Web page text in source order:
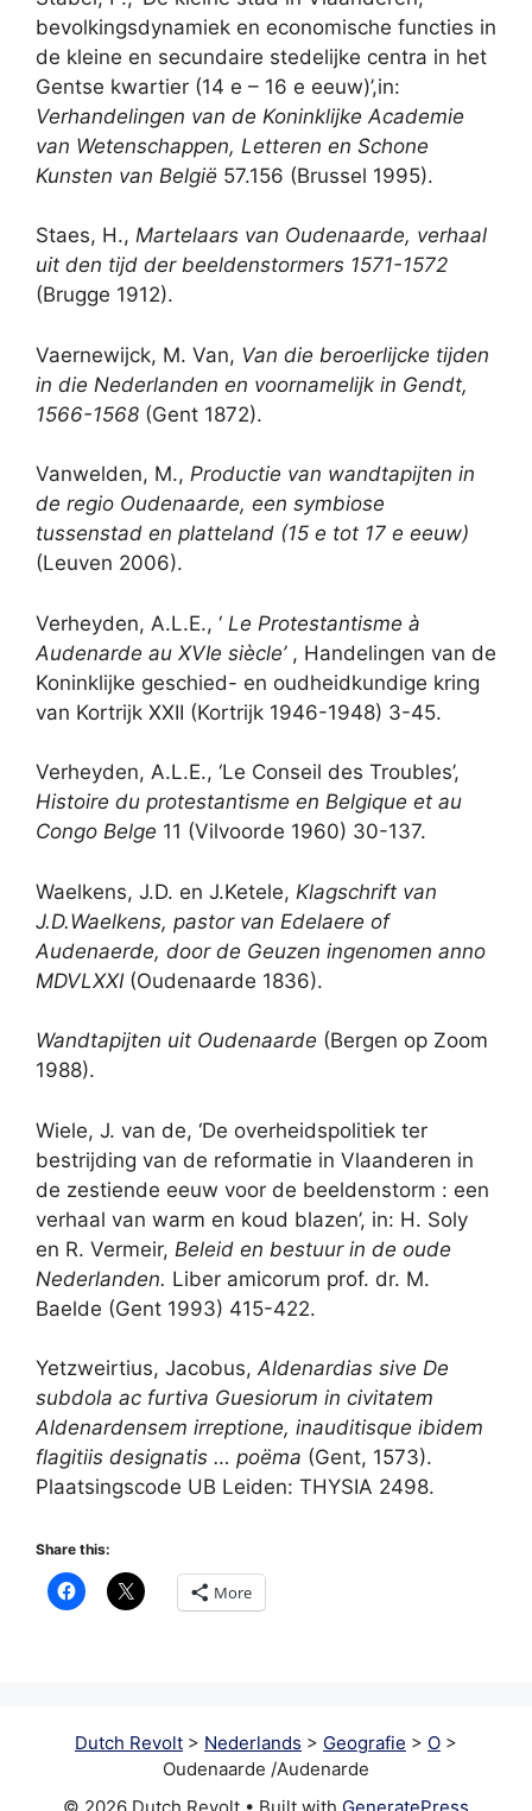
bevolkingsdynamiek en economische functies in
de kleine en secundaire stedelijke centra in het
Gentse kwartier (14 e – 16 e eeuw)’,in:
Verhandelingen van de Koninklijke Academie
van Wetenschappen, Letteren en Schone
Kunsten van België 57.156 (Brussel 1995).
Staes, H., Martelaars van Oudenaarde, verhaal
uit den tijd der beeldenstormers 1571-1572
(Brugge 1912).
Vaernewijck, M. Van, Van die beroerlijcke tijden
in die Nederlanden en voornamelijk in Gendt,
1566-1568 (Gent 1872).
Vanwelden, M., Productie van wandtapijten in
de regio Oudenaarde, een symbiose
tussenstad en platteland (15 e tot 17 e eeuw)
(Leuven 2006).
Verheyden, A.L.E., ‘ Le Protestantisme à
Audenarde au XVIe siècle’ , Handelingen van de
Koninklijke geschied- en oudheidkundige kring
van Kortrijk XXII (Kortrijk 1946-1948) 3-45.
Verheyden, A.L.E., ‘Le Conseil des Troubles’,
Histoire du protestantisme en Belgique et au
Congo Belge 11 (Vilvoorde 1960) 30-137.
Waelkens, J.D. en J.Ketele, Klagschrift van
J.D.Waelkens, pastor van Edelaere of
Audenaerde, door de Geuzen ingenomen anno
MDVLXXI (Oudenaarde 1836).
Wandtapijten uit Oudenaarde (Bergen op Zoom
1988).
Wiele, J. van de, ‘De overheidspolitiek ter
bestrijding van de reformatie in Vlaanderen in
de zestiende eeuw voor de beeldenstorm : een
verhaal van warm en koud blazen’, in: H. Soly
en R. Vermeir, Beleid en bestuur in de oude
Nederlanden. Liber amicorum prof. dr. M.
Baelde (Gent 1993) 415-422.
Yetzweirtius, Jacobus,Aldenardias sive De
subdola ac furtiva Guesiorum in civitatem
Aldenardensem irreptione, inauditisque ibidem
flagitiis designatis … poëma (Gent, 1573).
Plaatsingscode UB Leiden: THYSIA 2498.
Share this:
More
Dutch Revolt > Nederlands > Geografie > O >
Oudenaarde /Audenarde
© 2026 Dutch Revolt • Built with GeneratePress